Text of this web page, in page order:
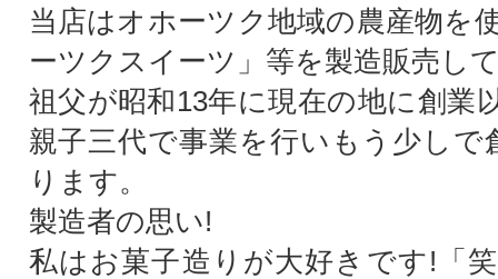
当店はオホーツク地域の農産物を
ーツクスイーツ」等を製造販売し
祖父が昭和13年に現在の地に創業
親子三代で事業を行いもう少しで
ります。
製造者の思い!
私はお菓子造りが大好きです!「